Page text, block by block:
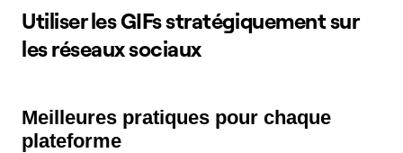
Utiliser les GIFs stratégiquement sur
les réseaux sociaux
Meilleures pratiques pour chaque
plateforme